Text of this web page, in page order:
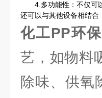
4.多功能性：不仅可以
还可以与其他设备相结
化工PP环
艺，如物料
除味、供氧